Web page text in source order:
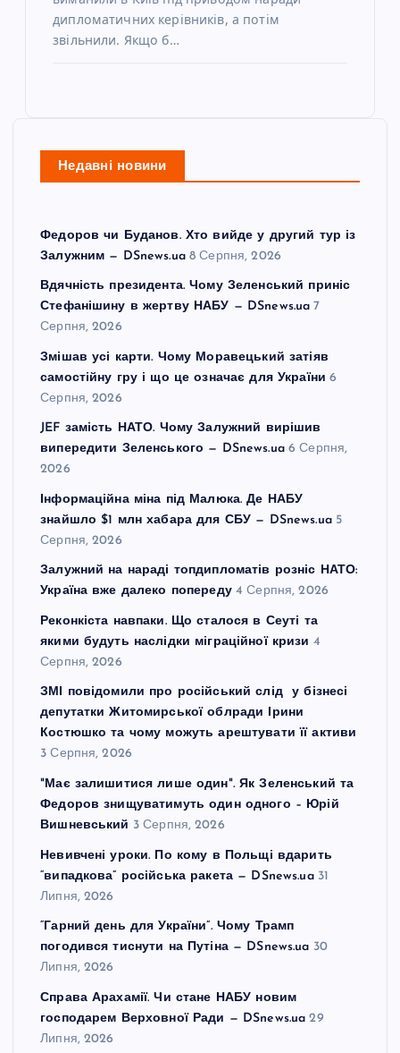
дипломатичних керівників, а потім
звільнили. Якщо б…
Недавні новини
Федоров чи Буданов. Хто вийде у другий тур із
Залужним — DSnews.ua 8 Серпня, 2026
Вдячність президента. Чому Зеленський приніс
Стефанішину в жертву НАБУ — DSnews.ua 7
Серпня, 2026
Змішав усі карти. Чому Моравецький затіяв
самостійну гру і що це означає для України 6
Серпня, 2026
JEF замість НАТО. Чому Залужний вирішив
випередити Зеленського — DSnews.ua 6 Серпня,
2026
Інформаційна міна під Малюка. Де НАБУ
знайшло $1 млн хабара для СБУ — DSnews.ua 5
Серпня, 2026
Залужний на нараді топдипломатів розніс НАТО:
Україна вже далеко попереду 4 Серпня, 2026
Реконкіста навпаки. Що сталося в Сеуті та
якими будуть наслідки міграційної кризи 4
Серпня, 2026
ЗМІ повідомили про російський слід у бізнесі
депутатки Житомирської облради Ірини
Костюшко та чому можуть арештувати її активи
3 Серпня, 2026
"Має залишитися лише один". Як Зеленський та
Федоров знищуватимуть один одного – Юрій
Вишневський 3 Серпня, 2026
Невивчені уроки. По кому в Польщі вдарить
“випадкова” російська ракета — DSnews.ua 31
Липня, 2026
“Гарний день для України”. Чому Трамп
погодився тиснути на Путіна — DSnews.ua 30
Липня, 2026
Справа Арахамії. Чи стане НАБУ новим
господарем Верховної Ради — DSnews.ua 29
Липня, 2026